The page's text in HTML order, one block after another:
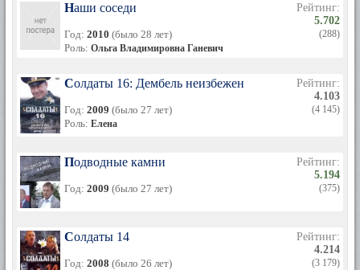
Наши соседи
Год: 2010 (было 28 лет)
Роль: Ольга Владимировна Ганевич
Рейтинг:
5.702
(288)
Солдаты 16: Дембель неизбежен
Год: 2009 (было 27 лет)
Роль: Елена
Рейтинг:
4.103
(4 145)
Подводные камни
Год: 2009 (было 27 лет)
Рейтинг:
5.194
(375)
Солдаты 14
Год: 2008 (было 26 лет)
Рейтинг:
4.214
(3 179)